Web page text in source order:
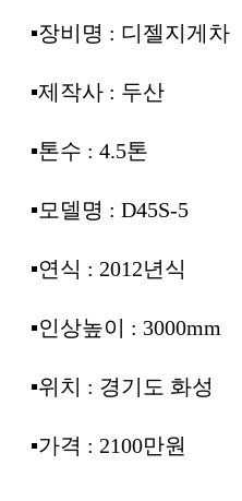
▪︎장비명 : 디젤지게차
▪︎제작사 : 두산
▪︎톤수 : 4.5톤
▪︎모델명 : D45S-5
▪︎연식 : 2012년식
▪︎인상높이 : 3000mm
▪︎위치 : 경기도 화성
▪︎가격 : 2100만원